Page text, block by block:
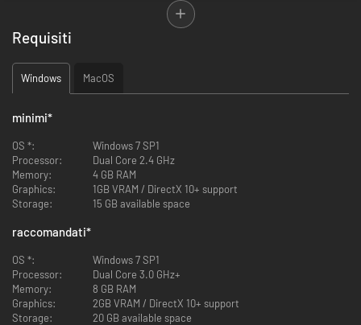
Il gioco ha una semplice premessa: tu sei il figlio di Ade (Zagreus) e stai
facendo una pausa dalle viscere dell'inferno fino all'apice del Monte
Olimpo, nella speranza di scoprire qualcosa di più su tua madre. L'Olimpo
è, ovviamente, il luogo in cui si trovano tutte le tue zie e gli zii e alcuni di
impedirà di morire spesso!
I personaggi non divini che meritano una menzione speciale sono Sisifo,
dal masso infinito, Patroclo, amico di Ercole, ed Euridice, defunta moglie
di Orfeo che quasi è riuscita a uscire dall'Ade e tornare nella sua vita
tragicamente interrotta.
Requisiti
Windows MacOS
minimi*
OS *:
Windows 7 SP1
Processor:
Dual Core 2.4 GHz
Memory:
4 GB RAM
Graphics:
1GB VRAM / DirectX 10+ support
Storage:
15 GB available space
raccomandati*
OS *:
Windows 7 SP1
Processor:
Dual Core 3.0 GHz+
Memory:
8 GB RAM
Graphics:
2GB VRAM / DirectX 10+ support
Storage:
20 GB available space